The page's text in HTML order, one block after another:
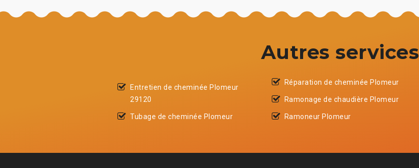
Autres services
Entretien de cheminée Plomeur
29120
Tubage de cheminée Plomeur
Réparation de cheminée Plomeur
Ramonage de chaudière Plomeur
Ramoneur Plomeur